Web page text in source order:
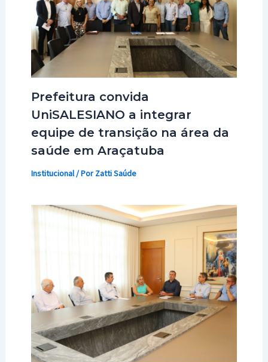
Prefeitura convida
UniSALESIANO a integrar
equipe de transição na área da
saúde em Araçatuba
Institucional/ PorZatti Saúde